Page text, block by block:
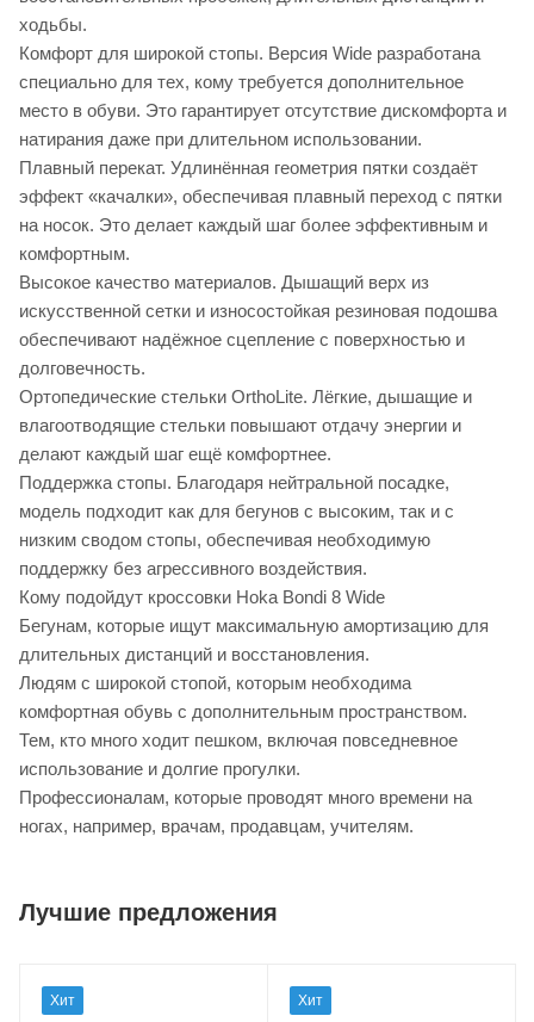
ходьбы.
Комфорт для широкой стопы. Версия Wide разработана
специально для тех, кому требуется дополнительное
место в обуви. Это гарантирует отсутствие дискомфорта и
натирания даже при длительном использовании.
Плавный перекат. Удлинённая геометрия пятки создаёт
эффект «качалки», обеспечивая плавный переход с пятки
на носок. Это делает каждый шаг более эффективным и
комфортным.
Высокое качество материалов. Дышащий верх из
искусственной сетки и износостойкая резиновая подошва
обеспечивают надёжное сцепление с поверхностью и
долговечность.
Ортопедические стельки OrthoLite. Лёгкие, дышащие и
влагоотводящие стельки повышают отдачу энергии и
делают каждый шаг ещё комфортнее.
Поддержка стопы. Благодаря нейтральной посадке,
модель подходит как для бегунов с высоким, так и с
низким сводом стопы, обеспечивая необходимую
поддержку без агрессивного воздействия.
Кому подойдут кроссовки Hoka Bondi 8 Wide
Бегунам, которые ищут максимальную амортизацию для
длительных дистанций и восстановления.
Людям с широкой стопой, которым необходима
комфортная обувь с дополнительным пространством.
Тем, кто много ходит пешком, включая повседневное
использование и долгие прогулки.
Профессионалам, которые проводят много времени на
ногах, например, врачам, продавцам, учителям.
Лучшие предложения
Хит Хит